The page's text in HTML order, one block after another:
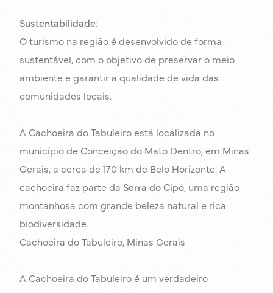
Sustentabilidade:
O turismo na região é desenvolvido de forma
sustentável, com o objetivo de preservar o meio
ambiente e garantir a qualidade de vida das
comunidades locais.
A Cachoeira do Tabuleiro está localizada no
município de Conceição do Mato Dentro, em Minas
Gerais, a cerca de 170 km de Belo Horizonte. A
cachoeira faz parte da Serra do Cipó, uma região
montanhosa com grande beleza natural e rica
biodiversidade.
Cachoeira do Tabuleiro, Minas Gerais
A Cachoeira do Tabuleiro é um verdadeiro